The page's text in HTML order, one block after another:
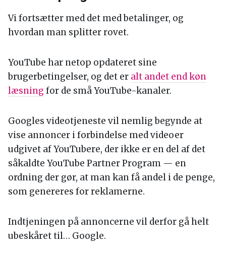
Vi fortsætter med det med betalinger, og
hvordan man splitter rovet.
YouTube har netop opdateret sine
brugerbetingelser, og det er alt andet end køn
læsning for de små YouTube-kanaler.
Googles videotjeneste vil nemlig begynde at
vise annoncer i forbindelse med videoer
udgivet af YouTubere, der ikke er en del af det
såkaldte YouTube Partner Program — en
ordning der gør, at man kan få andel i de penge,
som genereres for reklamerne.
Indtjeningen på annoncerne vil derfor gå helt
ubeskåret til… Google.